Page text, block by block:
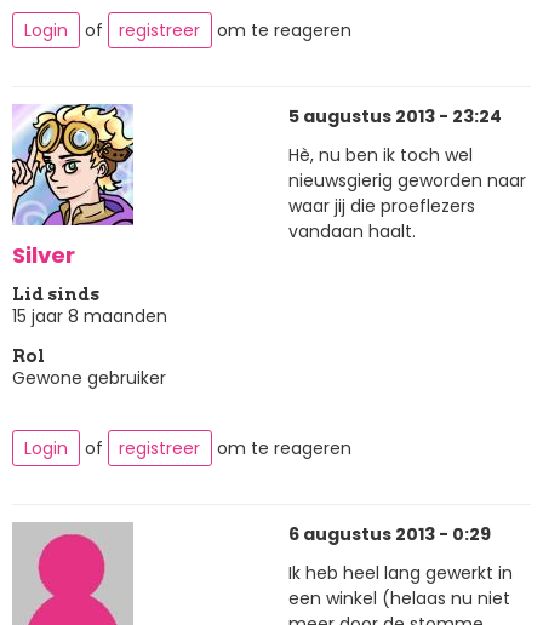
Login
of registreer om te reageren
Silver
Lid sinds
15 jaar 8 maanden
Rol
Gewone gebruiker
5 augustus 2013 - 23:24
Hè, nu ben ik toch wel
nieuwsgierig geworden naar
waar jij die proeflezers
vandaan haalt.
Login of registreer om te reageren
6 augustus 2013 - 0:29
Ik heb heel lang gewerkt in
een winkel (helaas nu niet